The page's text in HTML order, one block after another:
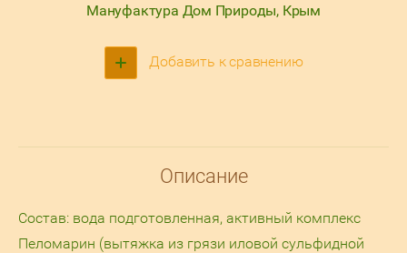
Мануфактура Дом Природы, Крым
Добавить к сравнению
Описание
Состав: вода подготовленная, активный комплекс
Пеломарин (вытяжка из грязи иловой сульфидной